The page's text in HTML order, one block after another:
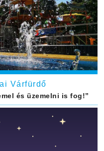
Várfürdő
és üzemelni is fog!”